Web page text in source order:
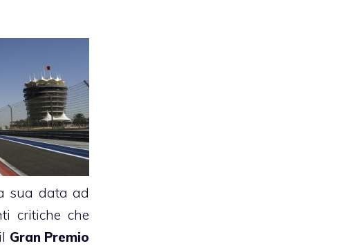
sua data ad
critiche che
Gran Premio